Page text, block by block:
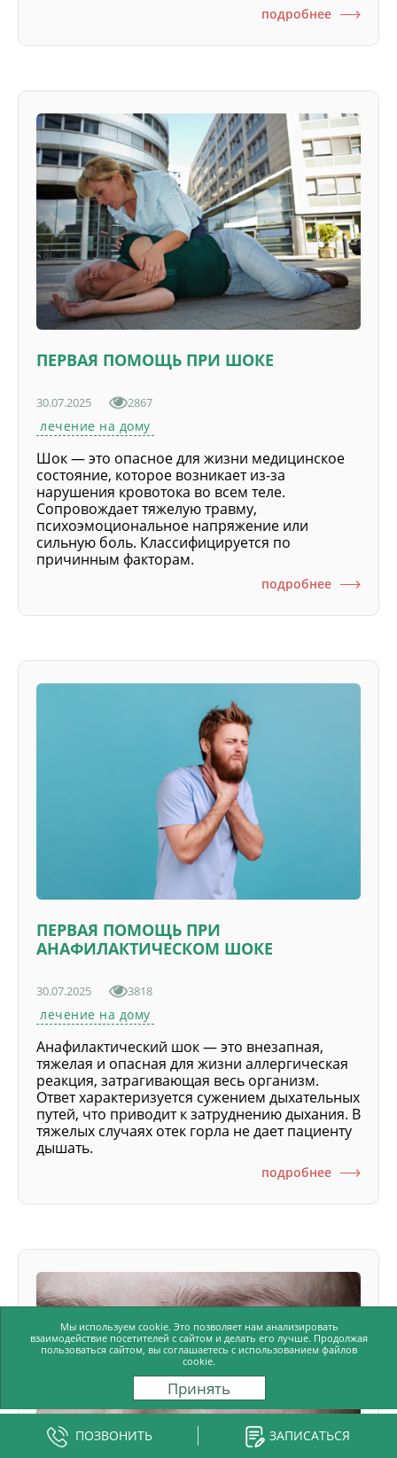
ПОЗВОНИТЬ ЗАПИСАТЬСЯ
подробнее
ПЕРВАЯ ПОМОЩЬ ПРИ ШОКЕ
30.07.2025 2867
лечение на дому
Шок — это опасное для жизни медицинское
состояние, которое возникает из-за
нарушения кровотока во всем теле.
Сопровождает тяжелую травму,
психоэмоциональное напряжение или
сильную боль. Классифицируется по
причинным факторам.
подробнее
ПЕРВАЯ ПОМОЩЬ ПРИ
АНАФИЛАКТИЧЕСКОМ ШОКЕ
30.07.2025 3818
лечение на дому
Анафилактический шок — это внезапная,
тяжелая и опасная для жизни аллергическая
реакция, затрагивающая весь организм.
Ответ характеризуется сужением дыхательных
путей, что приводит к затруднению дыхания. В
тяжелых случаях отек горла не дает пациенту
дышать.
подробнее
Мы используем cookie. Это позволяет нам анализировать
взаимодействие посетителей с сайтом и делать его лучше. Продолжая
пользоваться сайтом, вы соглашаетесь с использованием файлов
cookie.
Принять